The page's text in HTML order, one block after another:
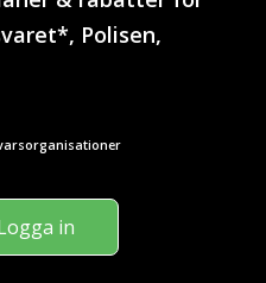
Polisen,
in